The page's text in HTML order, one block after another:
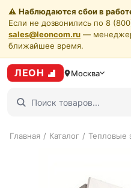
⚠️ Наблюдаются сбои в
Если не дозвонились по 8
sales@leoncom.ru —
ближайшее время.
ЛЕОН Москва
Главная / Каталог / Тепловые